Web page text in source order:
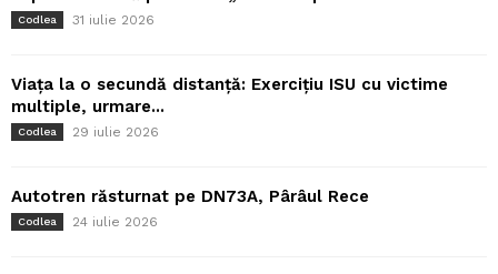
Codlea 31 iulie 2026
Viața la o secundă distanță: Exercițiu ISU cu victime
multiple, urmare...
Codlea 29 iulie 2026
Autotren răsturnat pe DN73A, Pârâul Rece
Codlea 24 iulie 2026